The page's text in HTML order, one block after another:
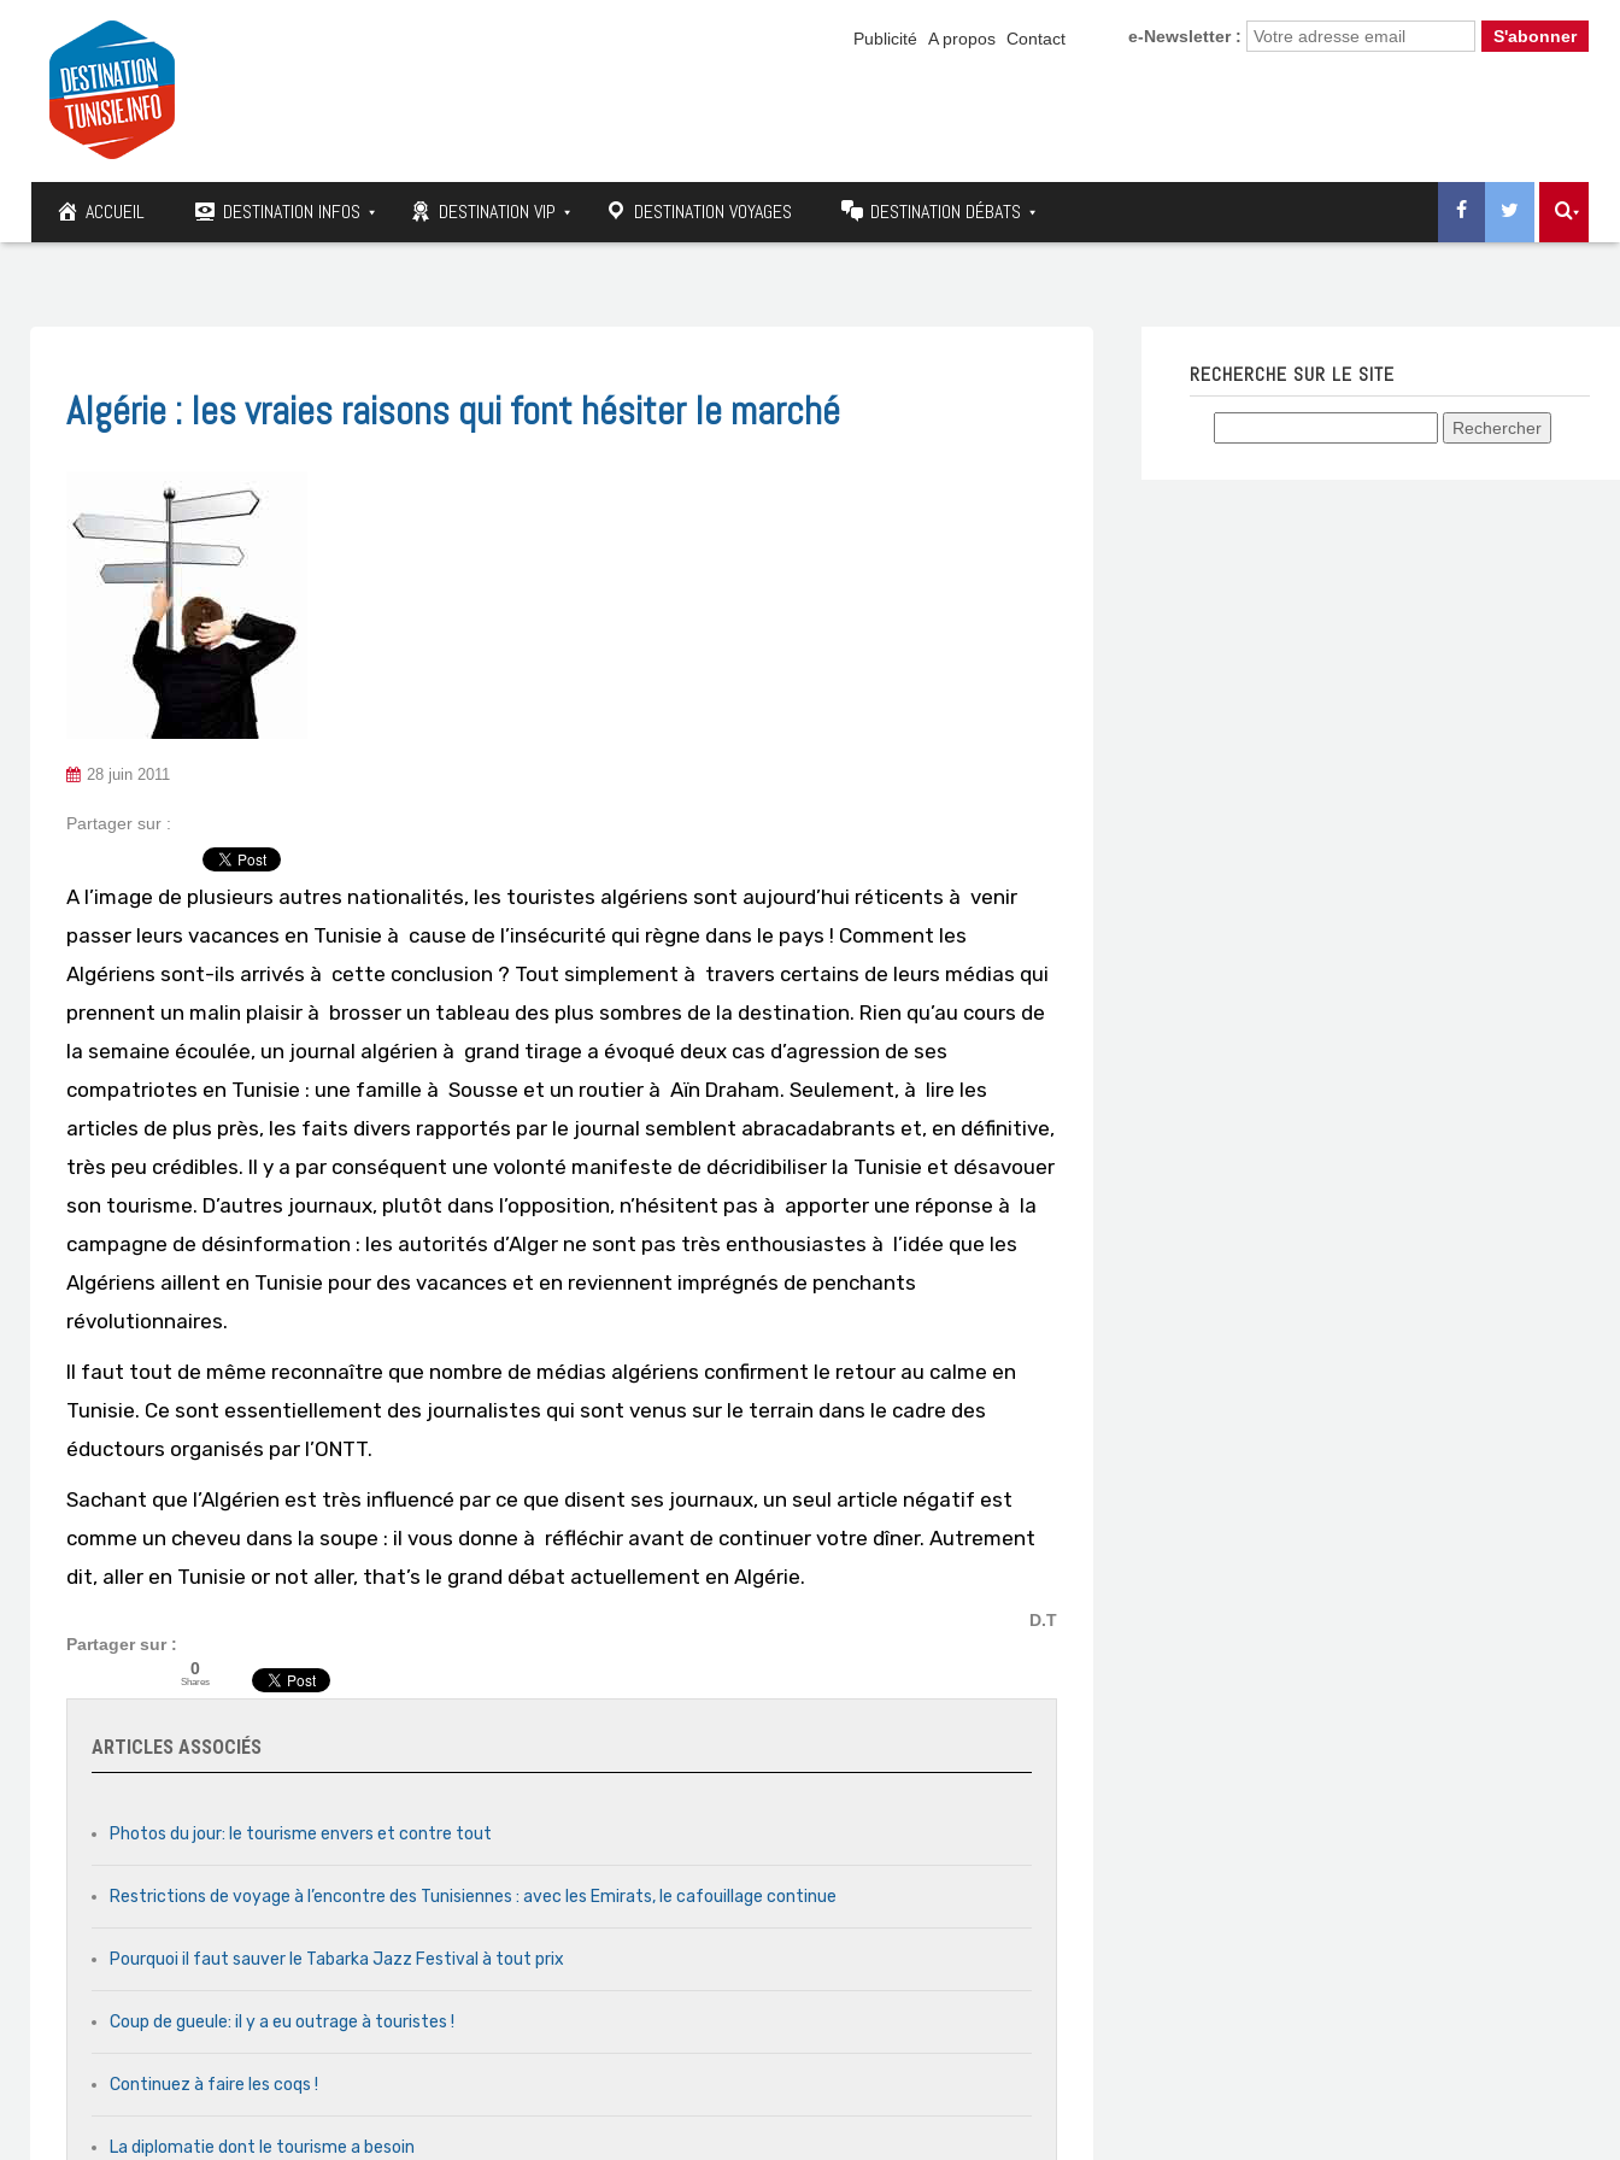
e-Newsletter :
Publicité A propos Contact
ACCUEIL DESTINATION INFOS DESTINATION VIP DESTINATION VOYAGES DESTINATION DÉBATS
Algérie : les vraies raisons qui font hésiter le marché
28 juin 2011
Partager sur :
A l’image de plusieurs autres nationalités, les touristes algériens sont aujourd’hui réticents à venir
passer leurs vacances en Tunisie à cause de l’insécurité qui règne dans le pays ! Comment les
Algériens sont-ils arrivés à cette conclusion ? Tout simplement à travers certains de leurs médias qui
prennent un malin plaisir à brosser un tableau des plus sombres de la destination. Rien qu’au cours de
la semaine écoulée, un journal algérien à grand tirage a évoqué deux cas d’agression de ses
compatriotes en Tunisie : une famille à Sousse et un routier à Aïn Draham. Seulement, à lire les
articles de plus près, les faits divers rapportés par le journal semblent abracadabrants et, en définitive,
très peu crédibles. Il y a par conséquent une volonté manifeste de décridibiliser la Tunisie et désavouer
son tourisme. D’autres journaux, plutôt dans l’opposition, n’hésitent pas à apporter une réponse à la
campagne de désinformation : les autorités d’Alger ne sont pas très enthousiastes à l’idée que les
Algériens aillent en Tunisie pour des vacances et en reviennent imprégnés de penchants
révolutionnaires.
Il faut tout de même reconnaître que nombre de médias algériens confirment le retour au calme en
Tunisie. Ce sont essentiellement des journalistes qui sont venus sur le terrain dans le cadre des
éductours organisés par l’ONTT.
Sachant que l’Algérien est très influencé par ce que disent ses journaux, un seul article négatif est
comme un cheveu dans la soupe : il vous donne à réfléchir avant de continuer votre dîner. Autrement
dit, aller en Tunisie or not aller, that’s le grand débat actuellement en Algérie.
D.T
Partager sur :
0
Shares
ARTICLES ASSOCIÉS
Photos du jour: le tourisme envers et contre tout
Restrictions de voyage à l’encontre des Tunisiennes : avec les Emirats, le cafouillage continue
Pourquoi il faut sauver le Tabarka Jazz Festival à tout prix
Coup de gueule: il y a eu outrage à touristes !
Continuez à faire les coqs !
La diplomatie dont le tourisme a besoin
RECHERCHE SUR LE SITE